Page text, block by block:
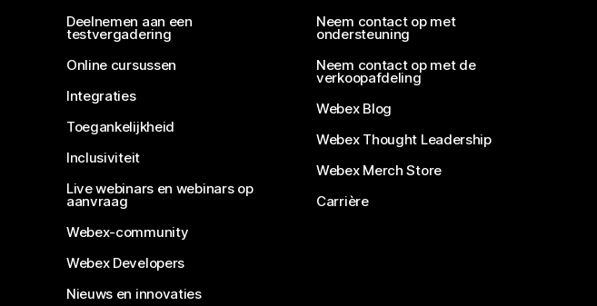
Deelnemen aan een
testvergadering
Online cursussen
Integraties
Toegankelijkheid
Inclusiviteit
Live webinars en webinars op
aanvraag
Webex-community
Webex Developers
Nieuws en innovaties
Neem contact op met
ondersteuning
Neem contact op met de
verkoopafdeling
Webex Blog
Webex Thought Leadership
Webex Merch Store
Carrière